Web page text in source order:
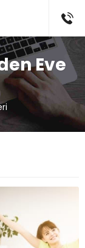
Eve